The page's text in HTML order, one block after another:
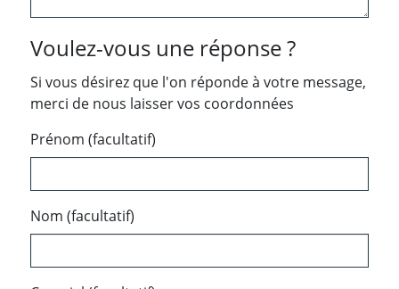
Voulez-vous une réponse ?
Si vous désirez que l'on réponde à votre message,
merci de nous laisser vos coordonnées
Prénom (facultatif)
Nom (facultatif)